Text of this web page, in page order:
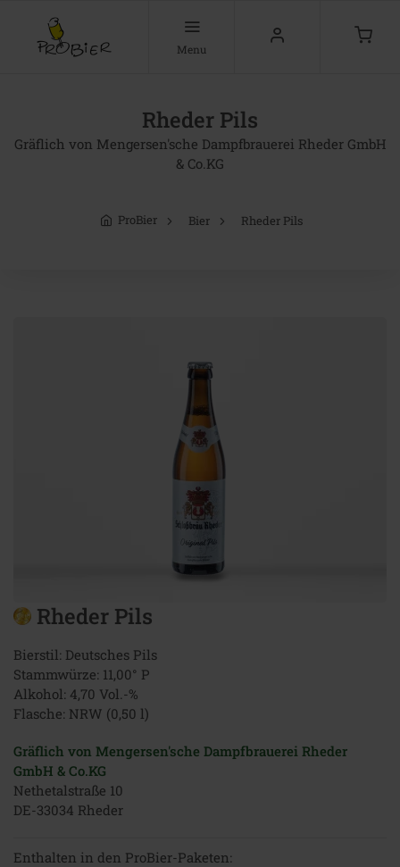
Menu
Rheder Pils
Gräflich von Mengersen'sche Dampfbrauerei Rheder GmbH
& Co.KG
ProBier Bier Rheder Pils
Rheder Pils
Bierstil: Deutsches Pils
Stammwürze: 11,00° P
Alkohol: 4,70 Vol.-%
Flasche: NRW (0,50 l)
Gräflich von Mengersen'sche Dampfbrauerei Rheder
GmbH & Co.KG
Nethetalstraße 10
DE-33034 Rheder
Enthalten in den ProBier-Paketen: